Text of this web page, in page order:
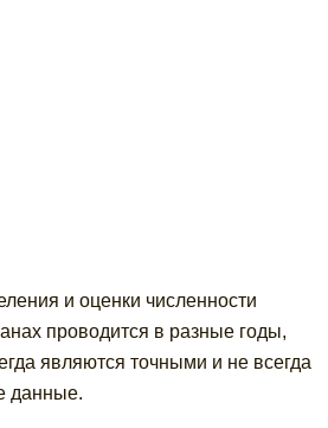
и оценки численности
проводится в разные годы,
являются точными и не всегда
данные.